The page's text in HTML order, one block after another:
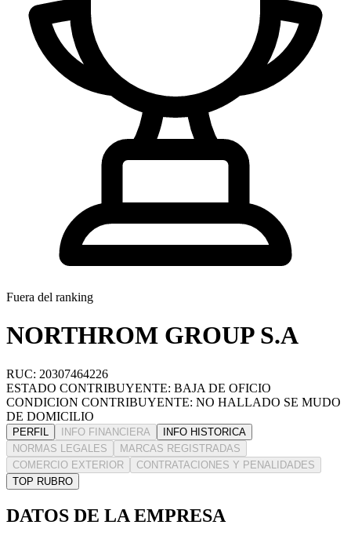
Fuera del ranking
NORTHROM GROUP S.A
RUC: 20307464226
ESTADO CONTRIBUYENTE: BAJA DE OFICIO
CONDICION CONTRIBUYENTE: NO HALLADO SE MUDO
DE DOMICILIO
PERFIL INFO FINANCIERA
INFO HISTORICA
NORMAS LEGALES
MARCAS REGISTRADAS
COMERCIO EXTERIOR
CONTRATACIONES Y PENALIDADES
TOP RUBRO
DATOS DE LA EMPRESA